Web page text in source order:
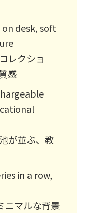
desk, soft
レクショ
感
が並ぶ、教
in a row,
ニマルな背景